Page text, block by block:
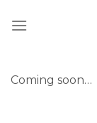
Coming soon…